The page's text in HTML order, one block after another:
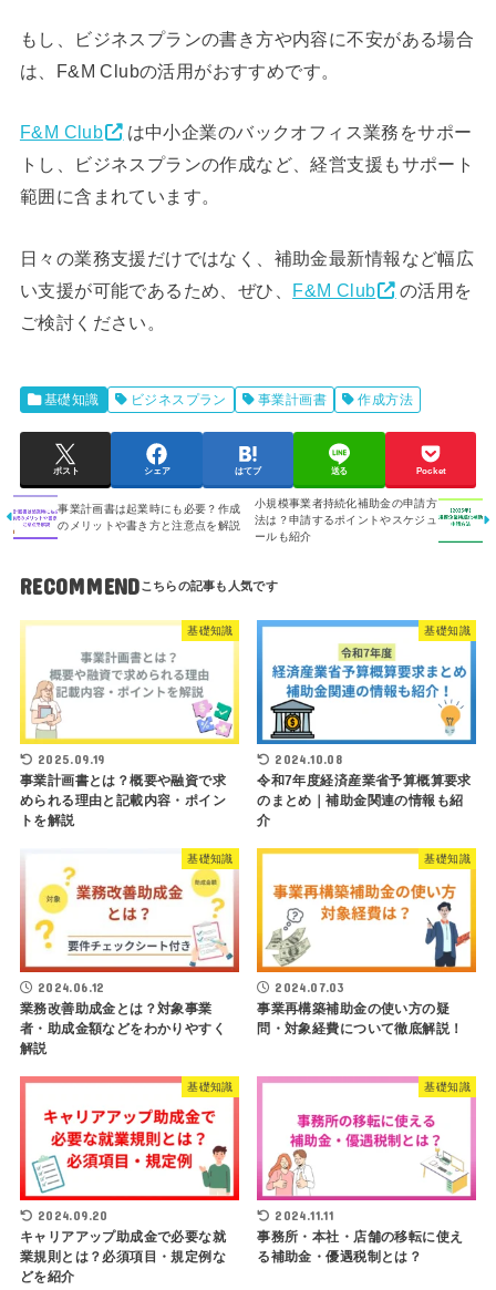
もし、ビジネスプランの書き方や内容に不安がある場合
は、F&M Clubの活用がおすすめです。
F&M Club
は中小企業のバックオフィス業務をサポー
トし、ビジネスプランの作成など、経営支援もサポート
範囲に含まれています。
日々の業務支援だけではなく、補助金最新情報など幅広
い支援が可能であるため、ぜひ、 F&M Club
の活用を
ご検討ください。
基礎知識 ビジネスプラン 事業計画書 作成方法
ポスト シェア はてブ 送る Pocket
事業計画書は起業時にも必要？作成
のメリットや書き方と注意点を解説
小規模事業者持続化補助金の申請方
法は？申請するポイントやスケジュ
ールも紹介
RECOMMEND
基礎知識
2025.09.19
事業計画書とは？概要や融資で求
められる理由と記載内容・ポイン
トを解説
基礎知識
2024.10.08
令和7年度経済産業省予算概算要求
のまとめ｜補助金関連の情報も紹
介
基礎知識
2024.06.12
業務改善助成金とは？対象事業
者・助成金額などをわかりやすく
解説
基礎知識
2024.07.03
事業再構築補助金の使い方の疑
問・対象経費について徹底解説！
基礎知識
2024.09.20
キャリアアップ助成金で必要な就
業規則とは？必須項目・規定例な
どを紹介
基礎知識
2024.11.11
事務所・本社・店舗の移転に使え
る補助金・優遇税制とは？